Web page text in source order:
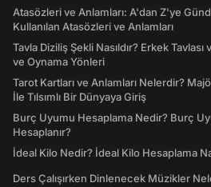
Atasözleri ve Anlamları: A'dan Z'ye
Kullanılan Atasözleri ve Anlamları
Tavla Diziliş Şekli Nasıldır? Erkek Tavlası
ve Oynama Yönleri
Tarot Kartları ve Anlamları Nelerdir?
İle Tılsımlı Bir Dünyaya Giriş
Burç Uyumu Hesaplama Nedir? Burç
Hesaplanır?
İdeal Kilo Nedir? İdeal Kilo Hesaplama
Ders Çalışırken Dinlenecek Müzikler